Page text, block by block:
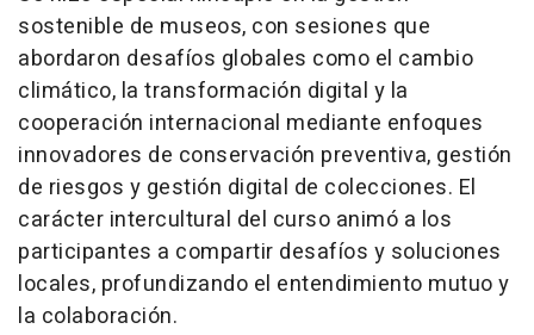
sostenible de museos, con sesiones que
abordaron desafíos globales como el cambio
climático, la transformación digital y la
cooperación internacional mediante enfoques
innovadores de conservación preventiva, gestión
de riesgos y gestión digital de colecciones. El
carácter intercultural del curso animó a los
participantes a compartir desafíos y soluciones
locales, profundizando el entendimiento mutuo y
la colaboración.